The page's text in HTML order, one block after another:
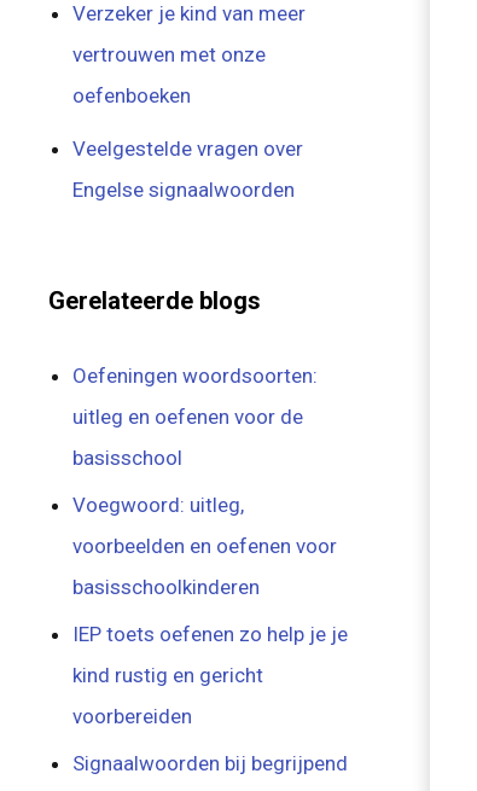
Verzeker je kind van meer
vertrouwen met onze
oefenboeken
Veelgestelde vragen over
Engelse signaalwoorden
Gerelateerde blogs
Oefeningen woordsoorten:
uitleg en oefenen voor de
basisschool
Voegwoord: uitleg,
voorbeelden en oefenen voor
basisschoolkinderen
IEP toets oefenen zo help je je
kind rustig en gericht
voorbereiden
Signaalwoorden bij begrijpend